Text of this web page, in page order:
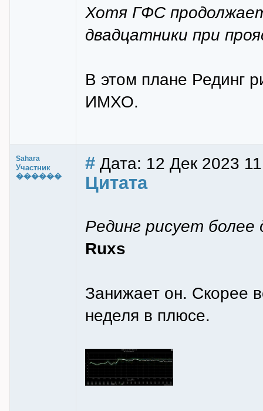
Хотя ГФС
двадцатники при
В этом плане Рединг
ИМХО.
Sahara
Участник
������
# Дата: 12 Дек 2023
Цитата
Рединг рисует более
Ruxs
Занижает он. Скорее
неделя в плюсе.